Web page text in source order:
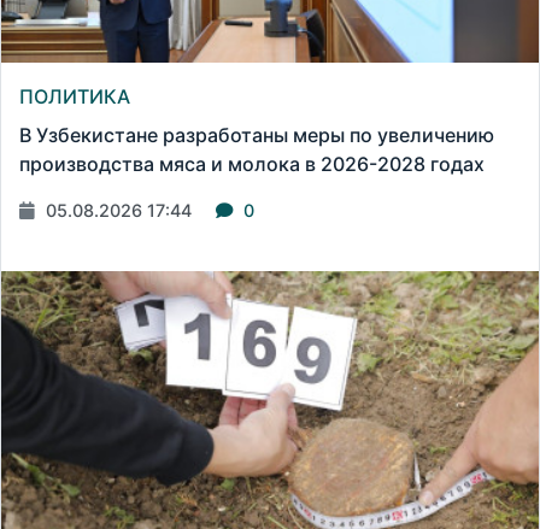
ПОЛИТИКА
В Узбекистане разработаны меры по увеличению
производства мяса и молока в 2026-2028 годах
05.08.2026 17:44 0